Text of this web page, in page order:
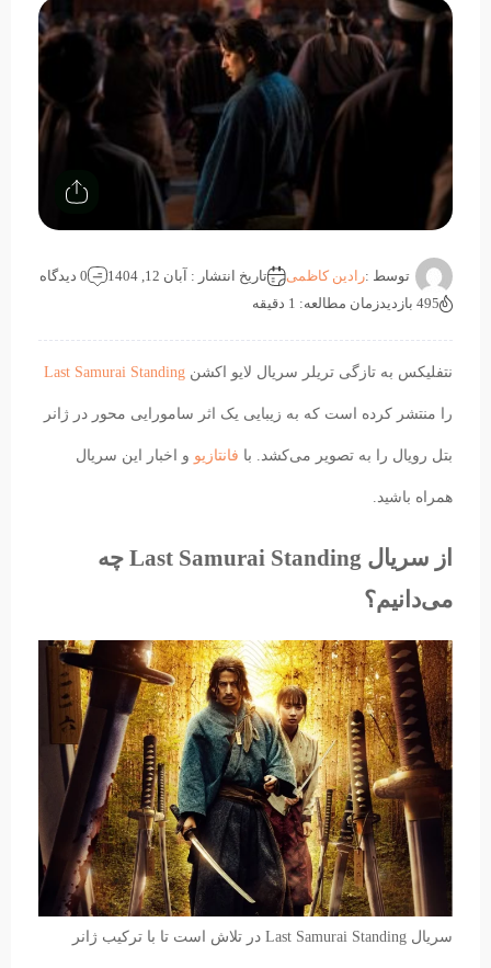
توسط :رادین کاظمی تاریخ انتشار : آبان 12, 1404
0 دیدگاه
495 بازدید
زمان مطالعه: 1 دقیقه
نتفلیکس به تازگی تریلر سریال لایو اکشن Last Samurai Standing
را منتشر کرده است که به زیبایی یک اثر سامورایی محور در ژانر
بتل رویال را به تصویر می‌کشد. با فانتازیو و اخبار این سریال
همراه باشید.
از سریال Last Samurai Standing چه
می‌دانیم؟
سریال Last Samurai Standing در تلاش است تا با ترکیب ژانر‌